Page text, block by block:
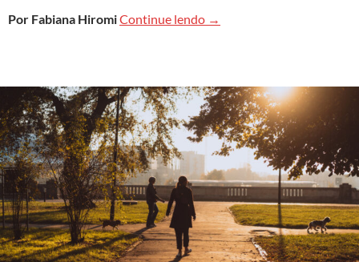
Por Fabiana HiromiContinue lendo Ler em ambientes digitais
→